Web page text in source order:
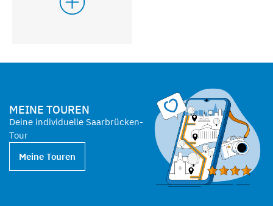
MEINE TOUREN
Deine individuelle Saarbrücken-
Tour
Meine Touren